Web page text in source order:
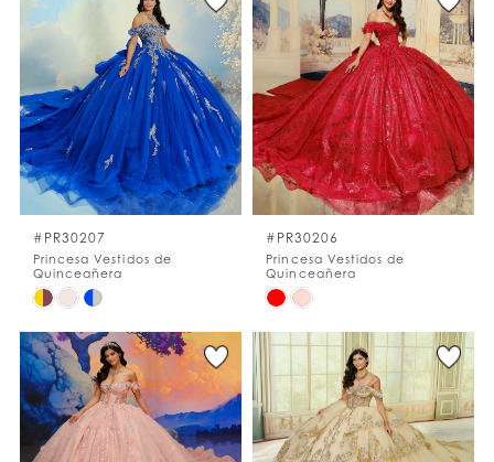
#342c711a8f
to
end
#3424af0b04
to
end
#PR30207
Princesa Vestidos de
Quinceañera
Skip
List
#64607b5112
to
end
#PR30206
Princesa Vestidos de
Quinceañera
Skip
#8c551ace0e
to
end